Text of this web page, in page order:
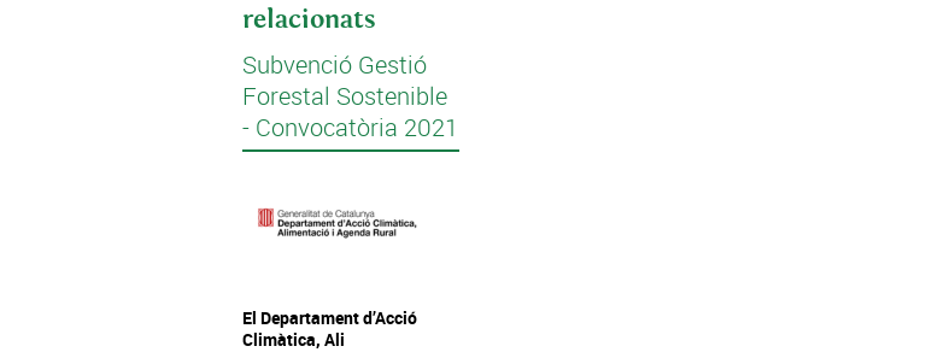
relacionats
Subvenció Gestió
Forestal Sostenible
- Convocatòria 2021
El Departament d’Acció
Climàtica, Ali